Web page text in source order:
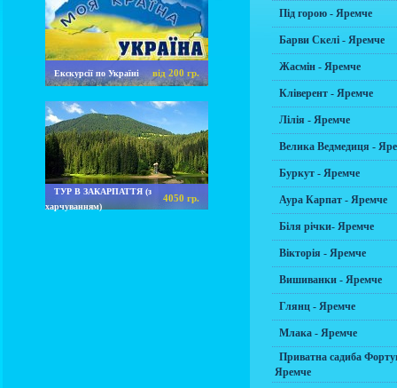
Екскурсії по Україні від 200 гр.
ТУР В ЗАКАРПАТТЯ (з
харчуванням)
4050 гр.
Під горою - Яремче
Барви Скелі - Яремче
Жасмін - Яремче
Кліверент - Яремче
Лілія - Яремче
Велика Ведмедиця -
Буркут - Яремче
Аура Карпат - Яремче
Біля річки- Яремче
Вікторія - Яремче
Вишиванки - Яремче
Глянц - Яремче
Млака - Яремче
Приватна садиба
Яремче